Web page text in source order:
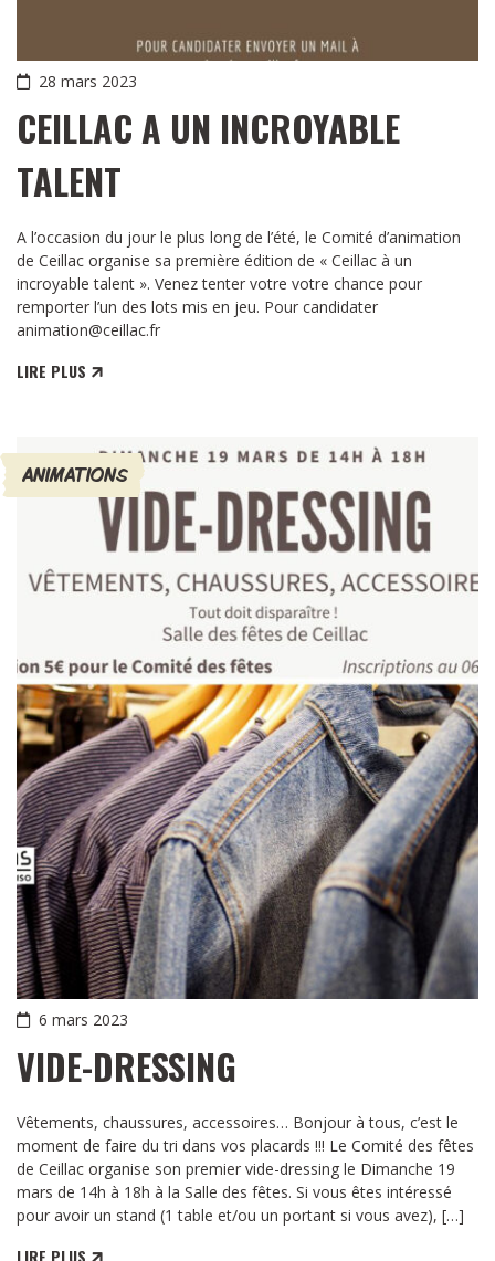
28 mars 2023
CEILLAC A UN INCROYABLE
TALENT
A l’occasion du jour le plus long de l’été, le Comité d’animation
de Ceillac organise sa première édition de « Ceillac à un
incroyable talent ». Venez tenter votre votre chance pour
remporter l’un des lots mis en jeu. Pour candidater
animation@ceillac.fr
LIRE PLUS
ANIMATIONS
6 mars 2023
VIDE-DRESSING
Vêtements, chaussures, accessoires… Bonjour à tous, c’est le
moment de faire du tri dans vos placards !!! Le Comité des fêtes
de Ceillac organise son premier vide-dressing le Dimanche 19
mars de 14h à 18h à la Salle des fêtes. Si vous êtes intéressé
pour avoir un stand (1 table et/ou un portant si vous avez), […]
LIRE PLUS